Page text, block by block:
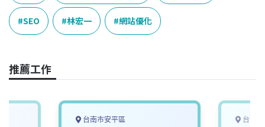
SEO 林宏一 網站優化
推薦工作
台南市安平區 台南